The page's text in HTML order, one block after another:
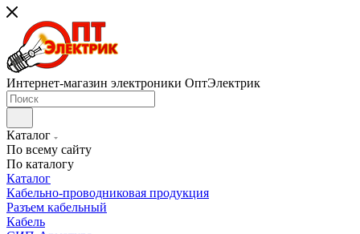
Интернет-магазин электроники ОптЭлектрик
Каталог
По всему сайту
По каталогу
Каталог
Кабельно-проводниковая продукция
Разъем кабельный
Кабель